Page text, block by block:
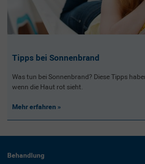
Tipps bei Sonnenbrand
Was tun bei Sonnenbrand? Diese Tipps
wenn die Haut rot sieht.
Mehr erfahren
Behandlung